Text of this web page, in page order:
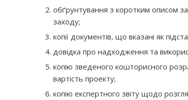
обґрунтування з коротким описом
заходу;
копії документів, що вказані як
довідка про надходження та
копію зведеного кошторисного
вартість проекту;
копію експертного звіту щодо